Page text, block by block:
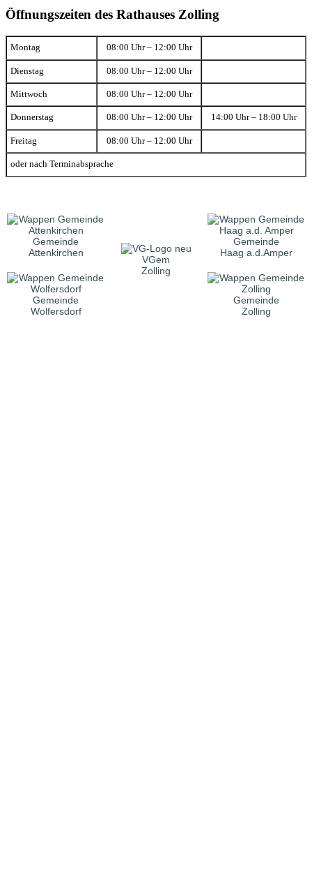
Öffnungszeiten des Rathauses Zolling
Montag 08:00 Uhr – 12:00 Uhr
Dienstag 08:00 Uhr – 12:00 Uhr
Mittwoch 08:00 Uhr – 12:00 Uhr
Donnerstag 08:00 Uhr – 12:00 Uhr 14:00 Uhr – 18:00 Uhr
Freitag 08:00 Uhr – 12:00 Uhr
oder nach Terminabsprache
Gemeinde
Attenkirchen
VGem
Zolling
Gemeinde
Haag a.d.Amper
Gemeinde
Wolfersdorf
Gemeinde
Zolling